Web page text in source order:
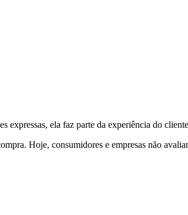
expressas, ela faz parte da experiência do
Hoje, consumidores e empresas não